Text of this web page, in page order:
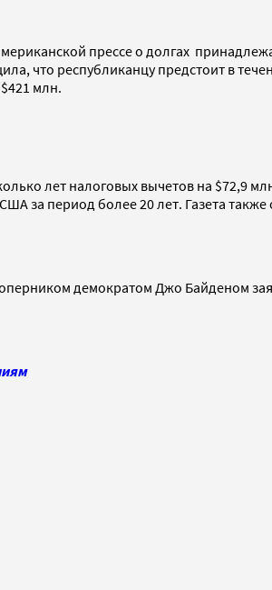
прессе о долгах
что республиканцу предстоит в
млн.
лет налоговых вычетов на $72,9
за период более 20 лет. Газета
демократом Джо Байденом